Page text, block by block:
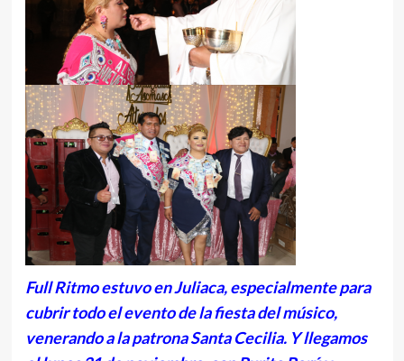
Full Ritmo estuvo en Juliaca, especialmente para
cubrir todo el evento de la fiesta del músico,
venerando a la patrona Santa Cecilia. Y llegamos